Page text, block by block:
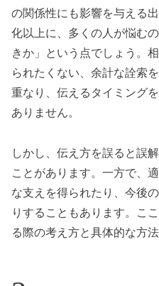
の関係性にも影響を与える
化以上に、多くの人が悩む
きか」という点でしょう。
られたくない、余計な詮索
重なり、伝えるタイミング
ありません。
しかし、伝え方を誤ると誤
ことがあります。一方で、
な支えを得られたり、今後
りすることもあります。こ
る際の考え方と具体的な方